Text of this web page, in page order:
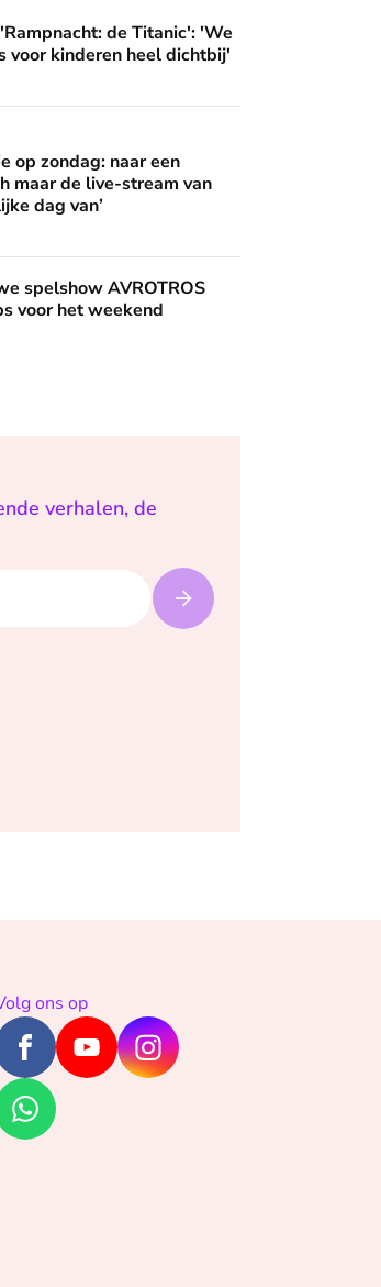
Titanic': 'We brengen deze geschiedenis voor
de Titanic': 'We
voor kinderen heel dichtbij'
een buitenlandse dienst, of toch maar de
op zondag: naar een
maar de live-stream van
dag van’
Triviant - en nog vier kijktips voor
spelshow AVROTROS
voor het weekend
verhalen, de
ons op